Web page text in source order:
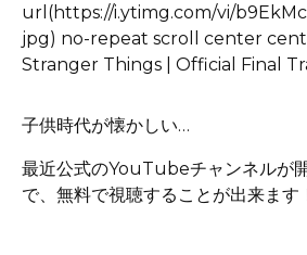
url(https://i.ytimg.com/vi/
jpg) no-repeat scroll center
Stranger Things | Official Final
子供時代が懐かしい…
最近公式のYouTubeチャンネルが
で、無料で視聴することが出来ます